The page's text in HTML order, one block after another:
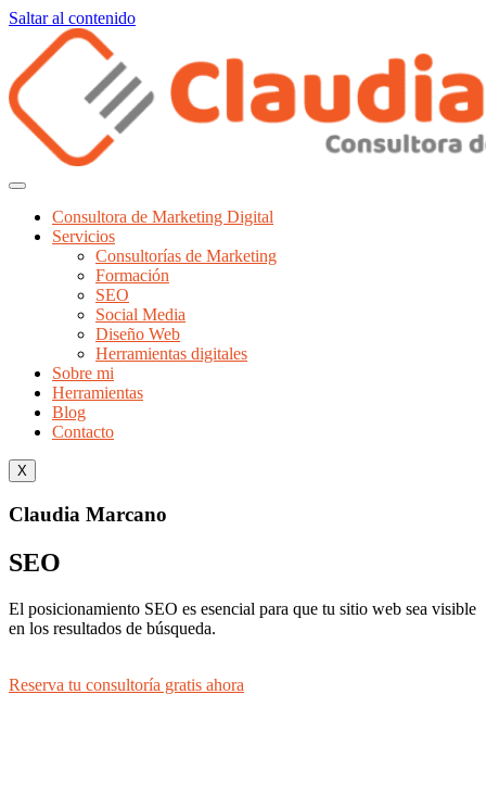
Saltar al contenido
Consultora de Marketing Digital
Servicios
Consultorías de Marketing
Formación
SEO
Social Media
Diseño Web
Herramientas digitales
Sobre mi
Herramientas
Blog
Contacto
X
Claudia Marcano
SEO
El posicionamiento SEO es esencial para que tu sitio web sea visible
en los resultados de búsqueda.
Reserva tu consultoría gratis ahora